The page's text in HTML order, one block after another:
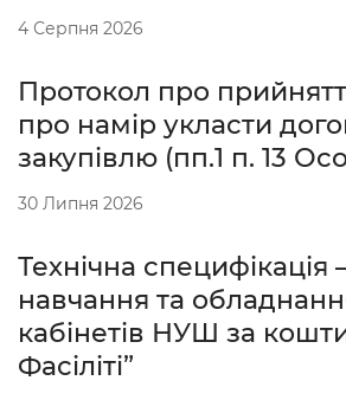
4 Серпня 2026
Протокол про
про намір укласти
закупівлю (пп.1 п. 13
30 Липня 2026
Технічна специфікація
навчання та
кабінетів НУШ за
Фасіліті”